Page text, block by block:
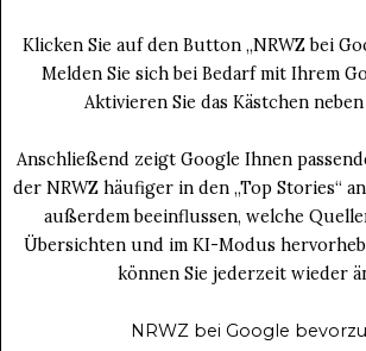
Klicken Sie auf den Button „NRWZ bei
Melden Sie sich bei Bedarf mit Ihrem
Aktivieren Sie das Kästchen neben
Anschließend zeigt Google Ihnen
der NRWZ häufiger in den „Top Stories“
außerdem beeinflussen, welche
Übersichten und im KI-Modus
können Sie jederzeit wieder
NRWZ bei Google